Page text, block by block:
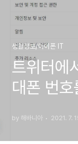
생활정보/아이폰 IT
트위터에
대폰 번
없도록
by 해바니아 2021. 7.